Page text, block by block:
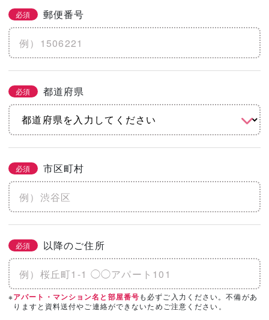
必須 郵便番号
必須 都道府県
必須 市区町村
必須 以降のご住所
※アパート・マンション名と部屋番号も必ずご入力ください。不備があ
りますと資料送付やご連絡ができないためご注意ください。